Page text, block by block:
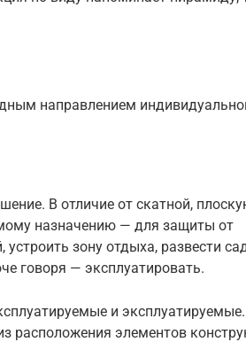
направлением
В отличие от скатной,
назначению — для защиты от
зону отдыха, развести
говоря — эксплуатировать.
и
расположения элементов